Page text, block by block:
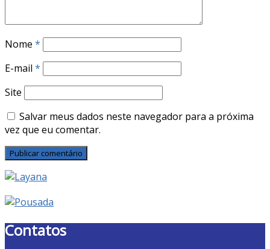
Nome *
E-mail *
Site
Salvar meus dados neste navegador para a próxima
vez que eu comentar.
Contatos